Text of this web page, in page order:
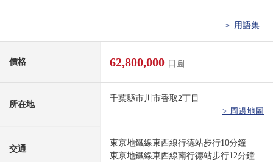
＞ 用語集
價格 62,800,000 日圓
所在地
千葉縣市川市香取2丁目
> 周邊地圖
交通
東京地鐵線東西線行德站步行10分鐘
東京地鐵線東西線南行德站步行12分鐘